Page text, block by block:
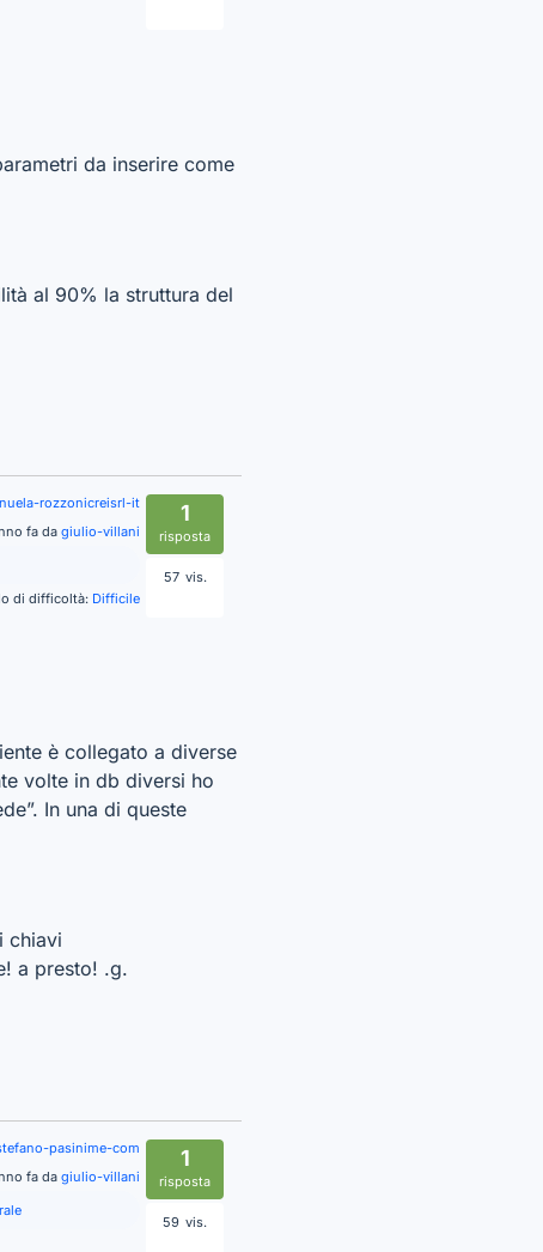
da inserire come
al 90% la struttura del
1
risposta
57 vis.
rozzonicreisrl-it
fa da giulio-villani
di difficoltà: Difficile
è collegato a diverse
volte in db diversi ho
In una di queste
chiavi
a presto! .g.
1
risposta
59 vis.
pasinime-com
fa da giulio-villani